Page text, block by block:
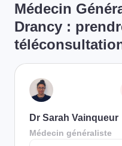
Médecin
Drancy :
Dr Sarah Vainqueur
Médecin généraliste